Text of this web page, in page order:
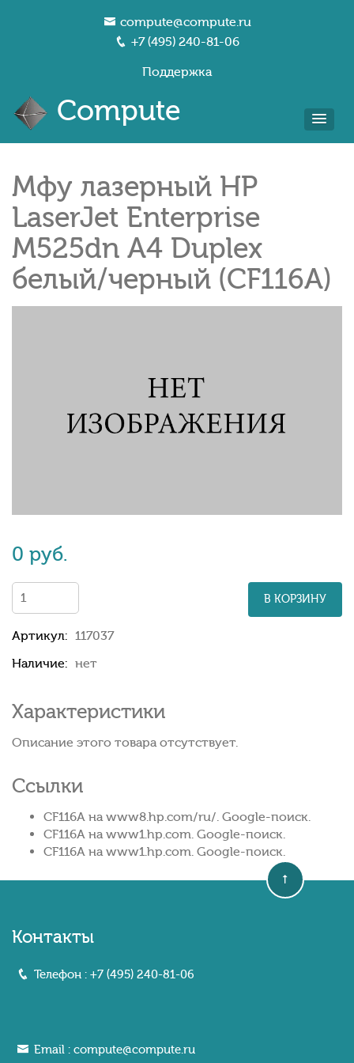
compute@compute.ru
+7 (495) 240-81-06
Поддержка
Compute
Мфу лазерный HP
LaserJet Enterprise
M525dn A4 Duplex
белый/черный (CF116A)
0 руб.
В КОРЗИНУ
Артикул: 117037
Наличие: нет
Характеристики
Описание этого товара отсутствует.
Ссылки
CF116A на www8.hp.com/ru/. Google-поиск.
CF116A на www1.hp.com. Google-поиск.
CF116A на www1.hp.com. Google-поиск.
Контакты
Телефон : +7 (495) 240-81-06
Email : compute@compute.ru